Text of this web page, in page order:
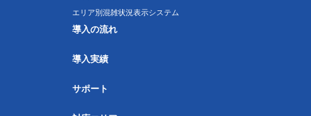
エリア別混雑状況表示システム
導入の流れ
導入実績
サポート